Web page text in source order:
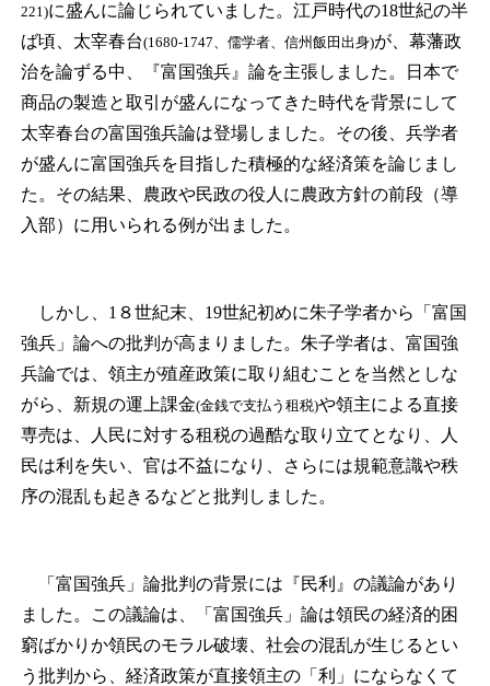
221)に盛んに論じられていました。江戸時代の18世紀の半
ば頃、太宰春台(1680-1747、儒学者、信州飯田出身)が、幕藩政
治を論ずる中、『富国強兵』論を主張しました。日本で
商品の製造と取引が盛んになってきた時代を背景にして
太宰春台の富国強兵論は登場しました。その後、兵学者
が盛んに富国強兵を目指した積極的な経済策を論じまし
た。その結果、農政や民政の役人に農政方針の前段（導
入部）に用いられる例が出ました。
しかし、1８世紀末、19世紀初めに朱子学者から「富国
強兵」論への批判が高まりました。朱子学者は、富国強
兵論では、領主が殖産政策に取り組むことを当然としな
がら、新規の運上課金(金銭で支払う租税)や領主による直接
専売は、人民に対する租税の過酷な取り立てとなり、人
民は利を失い、官は不益になり、さらには規範意識や秩
序の混乱も起きるなどと批判しました。
「富国強兵」論批判の背景には『民利』の議論があり
ました。この議論は、「富国強兵」論は領民の経済的困
窮ばかりか領民のモラル破壊、社会の混乱が生じるとい
う批判から、経済政策が直接領主の「利」にならなくて